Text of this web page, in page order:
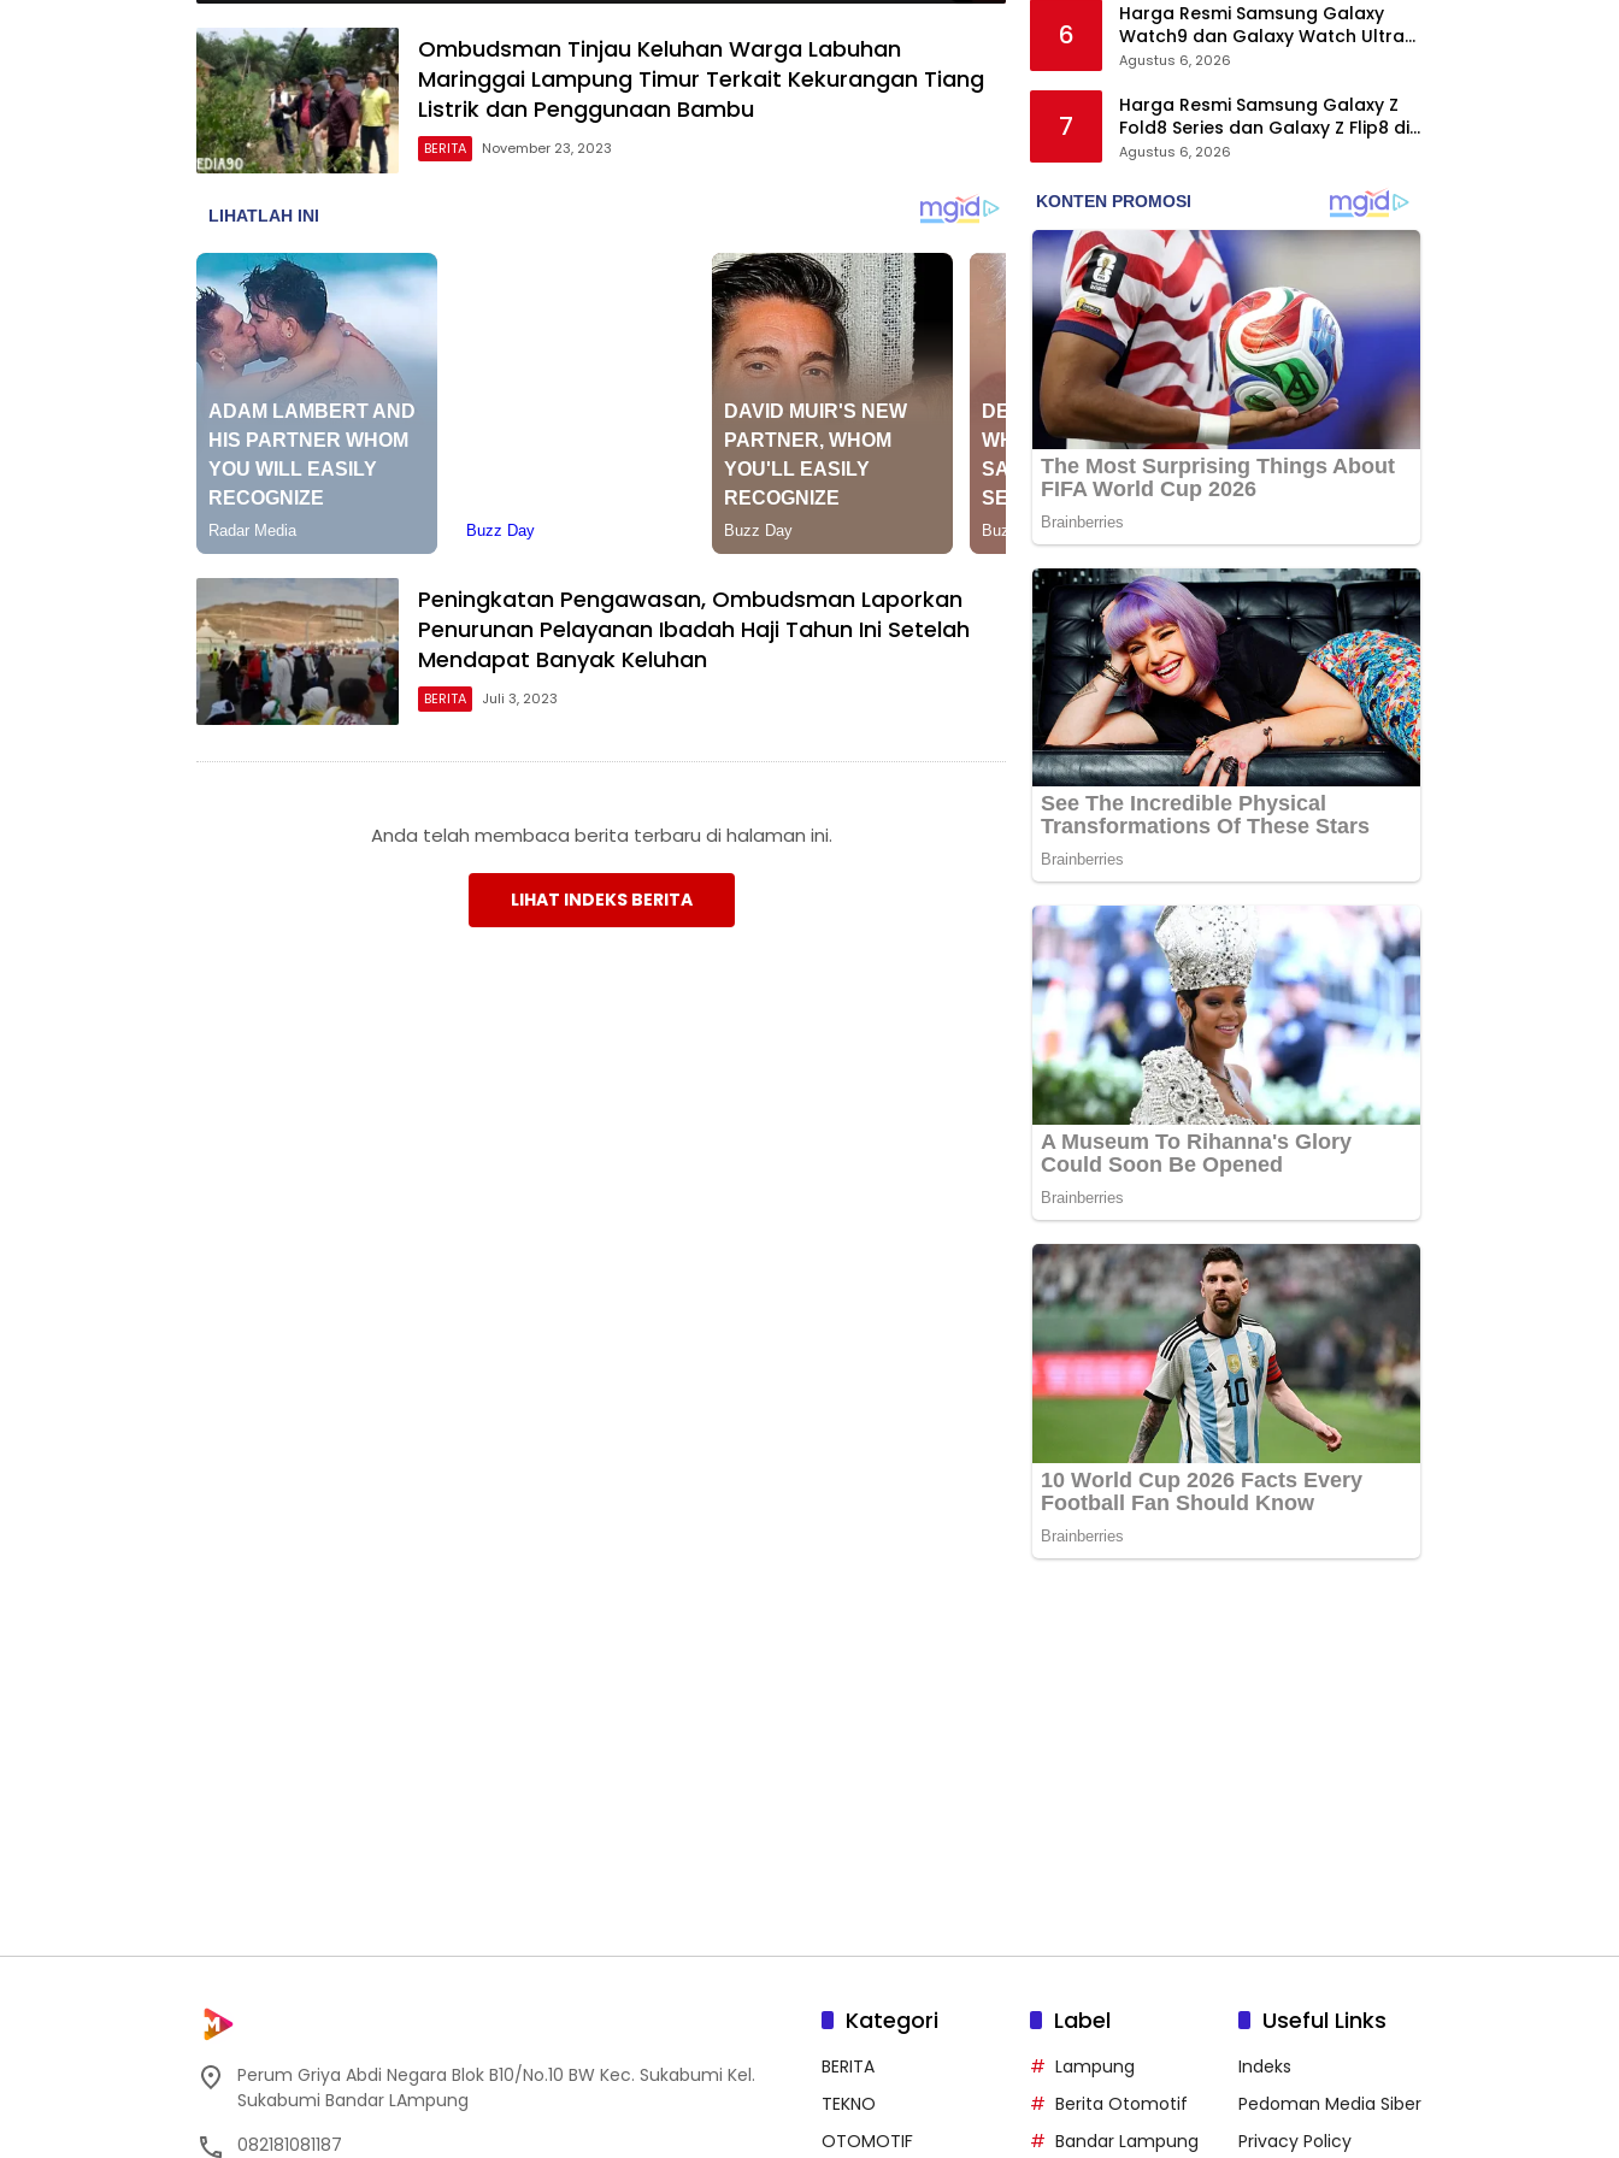
Ombudsman Tinjau Keluhan Warga Labuhan
Maringgai Lampung Timur Terkait Kekurangan Tiang
Listrik dan Penggunaan Bambu
BERITA November 23, 2023
Peningkatan Pengawasan, Ombudsman Laporkan
Penurunan Pelayanan Ibadah Haji Tahun Ini Setelah
Mendapat Banyak Keluhan
BERITA Juli 3, 2023
Anda telah membaca berita terbaru di halaman ini.
LIHAT INDEKS BERITA
6
Harga Resmi Samsung Galaxy
Watch9 dan Galaxy Watch Ultra2
di Indonesia, Mulai Rp5,9 Jutaan
Agustus 6, 2026
7
Harga Resmi Samsung Galaxy Z
Fold8 Series dan Galaxy Z Flip8 di
Indonesia, Mulai Rp19 Jutaan
Agustus 6, 2026
Perum Griya Abdi Negara Blok B10/No.10 BW Kec. Sukabumi Kel.
Sukabumi Bandar LAmpung
082181081187
Kategori
BERITA
TEKNO
OTOMOTIF
Label
Lampung
Berita Otomotif
Bandar Lampung
Useful Links
Indeks
Pedoman Media Siber
Privacy Policy